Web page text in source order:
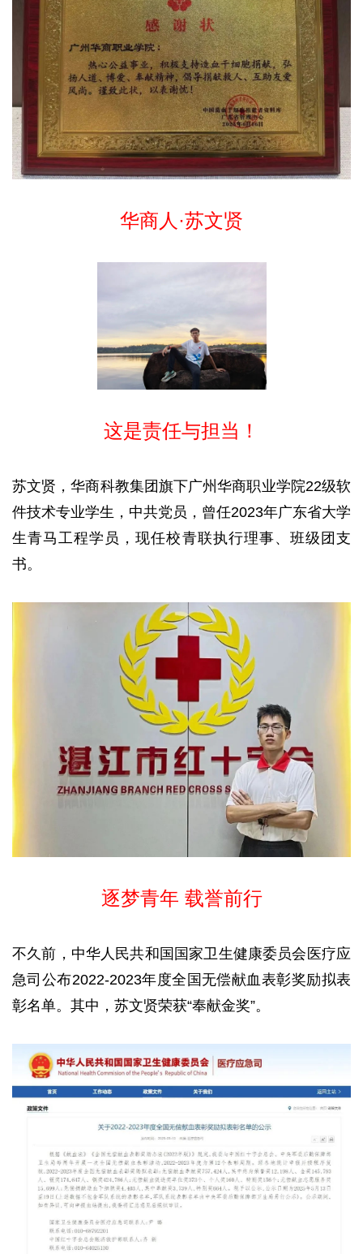
华商人·苏文贤
这是责任与担当！
苏文贤，华商科教集团旗下广州华商职业学院22级软
件技术专业学生，中共党员，曾任2023年广东省大学
生青马工程学员，现任校青联执行理事、班级团支
书。
逐梦青年 载誉前行
不久前，中华人民共和国国家卫生健康委员会医疗应
急司公布2022-2023年度全国无偿献血表彰奖励拟表
彰名单。其中，苏文贤荣获“奉献金奖”。